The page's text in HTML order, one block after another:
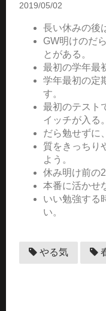
2019/05/02
長い休みの後
GW明けのだ
とがある。
最初の学年最
学年最初の定
す。
最初のテスト
イッチが入る。
だら勉せずに
質をきっちり
よう。
休み明け前の
本番に活かせ
いい勉強する
い。
やる気